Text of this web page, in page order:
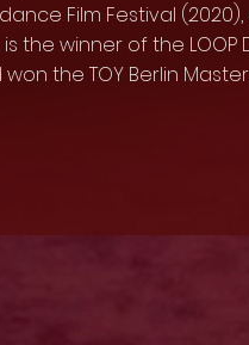
Film Festival
is the winner of the LOOP
the TOY Berlin